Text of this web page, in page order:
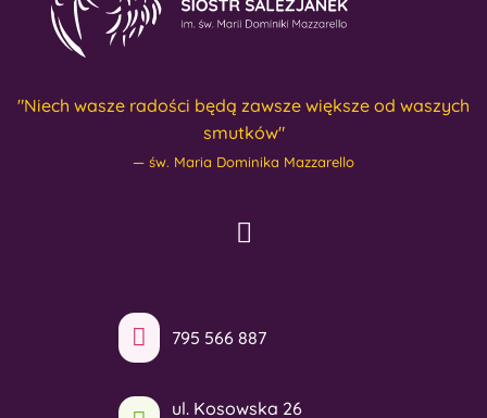
"Niech wasze radości będą zawsze większe od waszych
smutków"
św. Maria Dominika Mazzarello
795 566 887
ul. Kosowska 26